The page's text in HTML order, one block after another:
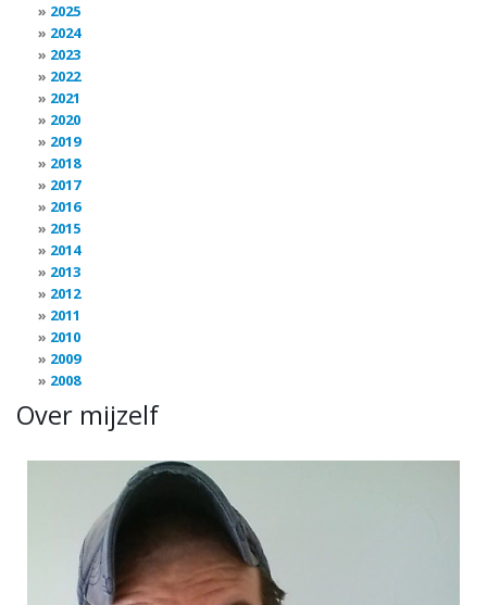
2025
2024
2023
2022
2021
2020
2019
2018
2017
2016
2015
2014
2013
2012
2011
2010
2009
2008
Over mijzelf